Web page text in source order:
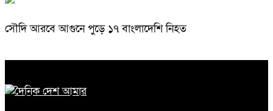
সৌদি আরবে আগুনে পুড়ে ১৭ বাংলাদেশি নিহত